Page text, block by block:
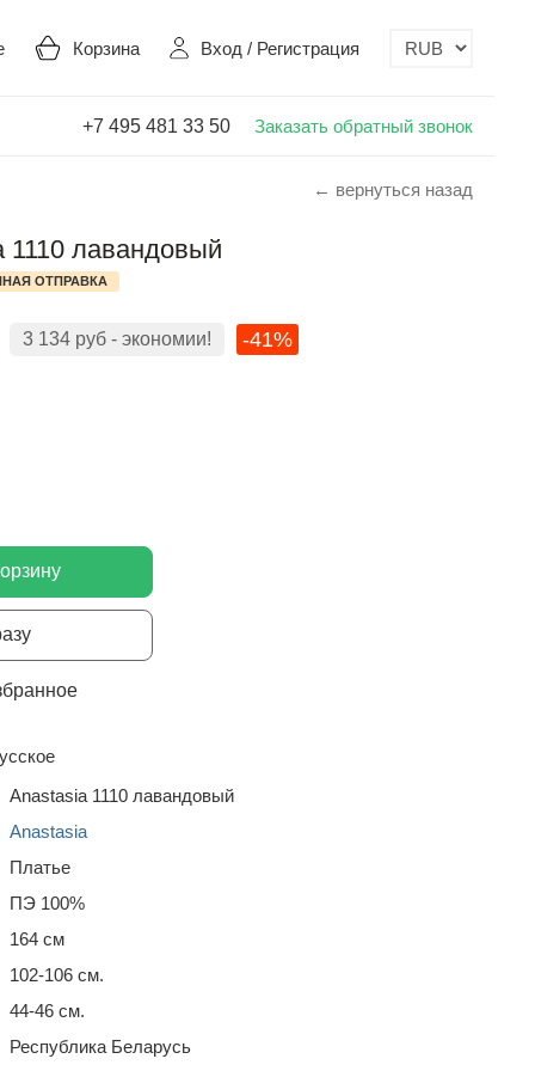
Корзина Вход / Регистрация
+7 495 481 33 50 Заказать обратный звонок
← вернуться назад
1110 лавандовый
ОТПРАВКА
3 134 руб - экономии! -41%
Anastasia 1110 лавандовый
Anastasia
Платье
ПЭ 100%
164 см
102-106 см.
44-46 см.
Республика Беларусь